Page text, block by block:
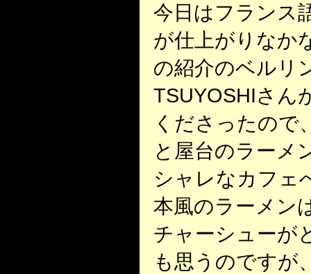
今日はフランス
が仕上がりなか
の紹介のベルリ
TSUYOSHIさん
くださったので
と屋台のラーメ
シャレなカフェ
本風のラーメン
チャーシューが
も思うのですが